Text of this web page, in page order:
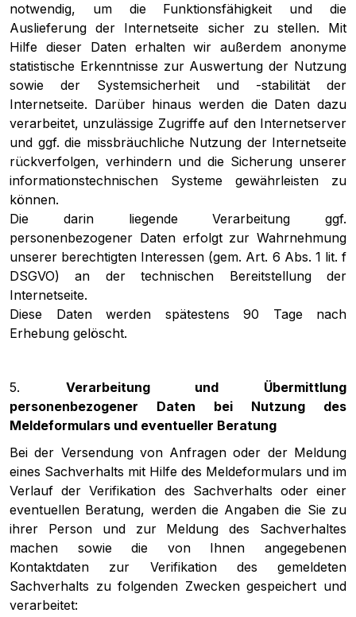
notwendig, um die Funktionsfähigkeit und die
Auslieferung der Internetseite sicher zu stellen. Mit
Hilfe dieser Daten erhalten wir außerdem anonyme
statistische Erkenntnisse zur Auswertung der Nutzung
sowie der Systemsicherheit und -stabilität der
Internetseite. Darüber hinaus werden die Daten dazu
verarbeitet, unzulässige Zugriffe auf den Internetserver
und ggf. die missbräuchliche Nutzung der Internetseite
rückverfolgen, verhindern und die Sicherung unserer
informationstechnischen Systeme gewährleisten zu
können.
Die darin liegende Verarbeitung ggf.
personenbezogener Daten erfolgt zur Wahrnehmung
unserer berechtigten Interessen (gem. Art. 6 Abs. 1 lit. f
DSGVO) an der technischen Bereitstellung der
Internetseite.
Diese Daten werden spätestens 90 Tage nach
Erhebung gelöscht.
5. Verarbeitung und Übermittlung
personenbezogener Daten bei Nutzung des
Meldeformulars und eventueller Beratung
Bei der Versendung von Anfragen oder der Meldung
eines Sachverhalts mit Hilfe des Meldeformulars und im
Verlauf der Verifikation des Sachverhalts oder einer
eventuellen Beratung, werden die Angaben die Sie zu
ihrer Person und zur Meldung des Sachverhaltes
machen sowie die von Ihnen angegebenen
Kontaktdaten zur Verifikation des gemeldeten
Sachverhalts zu folgenden Zwecken gespeichert und
verarbeitet: